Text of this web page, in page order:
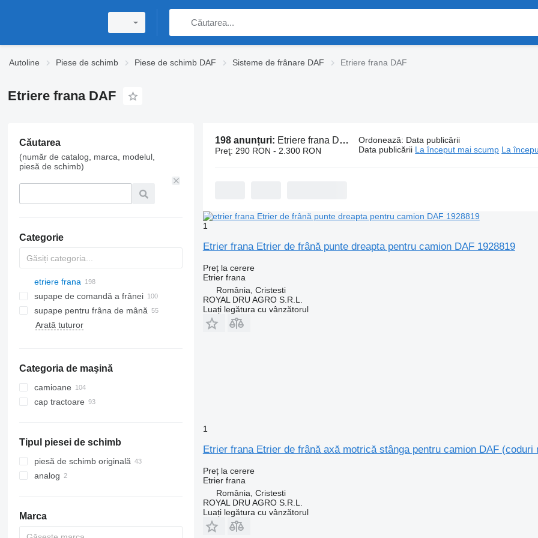
Autoline Piese de schimb Piese de schimb DAF Sisteme de frânare DAF Etriere frana DAF
Etriere frana DAF
Căutarea
(număr de catalog, marca, modelul,
piesă de schimb)
Categorie
etriere frana
supape de comandă a frânei
supape pentru frâna de mână
Arată tuturor
Categoria de maşină
camioane
cap tractoare
Tipul piesei de schimb
piesă de schimb originală
analog
Marca
198 anunțuri: Etriere frana DAF
Preţ: 290 RON - 2.300 RON
Ordonează: Data publicării
Data publicării La început mai scump La
1
Etrier frana Etrier de frână punte dreapta pentru camion DAF 1928819
Preț la cerere
Etrier frana
România, Cristesti
ROYAL DRU AGRO S.R.L.
Luați legătura cu vânzătorul
1
Etrier frana Etrier de frână axă motrică stânga pentru camion DAF (coduri
Preț la cerere
Etrier frana
România, Cristesti
ROYAL DRU AGRO S.R.L.
Luați legătura cu vânzătorul